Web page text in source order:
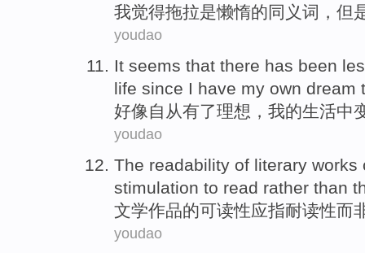
我觉得拖拉是懒惰的同义词 ， 但
youdao
It seems that there has been
life since I have my own dream
好像 自从有了理想 ， 我的生活中
youdao
The readability of literary works
stimulation to read rather than
文学作品的可读性应指耐读性而
youdao